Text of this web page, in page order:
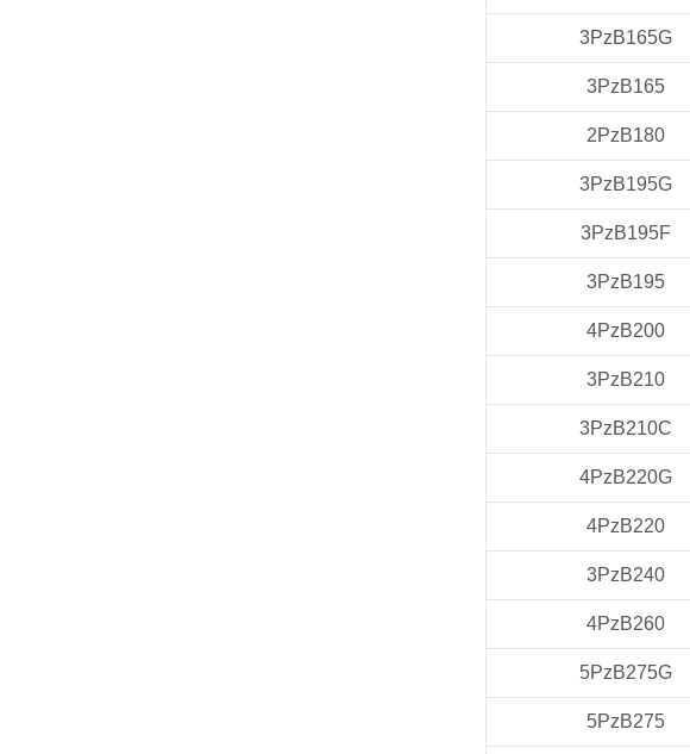
3PzB165G
3PzB165
2PzB180
3PzB195G
3PzB195F
3PzB195
4PzB200
3PzB210
3PzB210C
4PzB220G
4PzB220
3PzB240
4PzB260
5PzB275G
5PzB275